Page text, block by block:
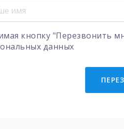
кнопку "Перезвонить
данных